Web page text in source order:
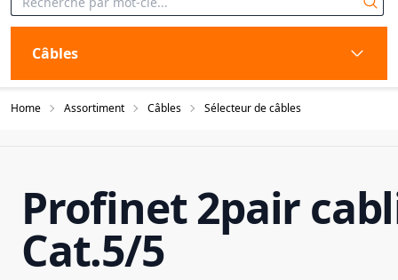
Câbles
Home Assortiment Câbles Sélecteur de câbles
Profinet 2pair
Cat.5/5